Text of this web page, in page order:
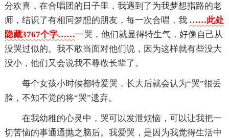
分欢喜，在合唱团的日子里，我遇到了为我梦想指路的老
师，结识了有相同梦想的朋友，每一次合唱，我 ……此处
隐藏3767个字……一哭，他们就显得特生气，好像自己从
没哭过似的。我不敢当面对他们说，因为这样就有些没大
没小，他们又会说我不尊敬长辈了。
每个女孩小时候都特爱哭，长大后就会认为“哭”很丢
脸，不知不觉的将“哭”遗弃。
在我幼稚的心灵中，哭可以发泄烦恼，可以让我把一
切苦恼的事通通抛之脑后。我爱哭，是因为我觉得生活中